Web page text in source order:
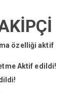
özelliği aktif
Aktif edildi!